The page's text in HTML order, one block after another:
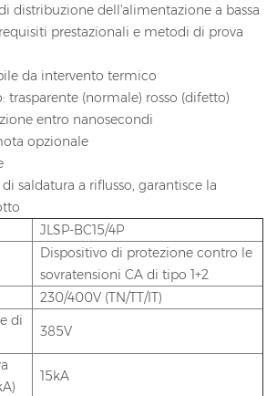
distribuzione dell'alimentazione a bassa
requisiti prestazionali e metodi di prova
da intervento termico
trasparente (normale) rosso (difetto)
entro nanosecondi
opzionale
saldatura a riflusso, garantisce la
JLSP-BC15/4P
Dispositivo di protezione contro le
sovratensioni CA di tipo 1+2
230/400V (TN/TT/IT)
di
385V
15kA